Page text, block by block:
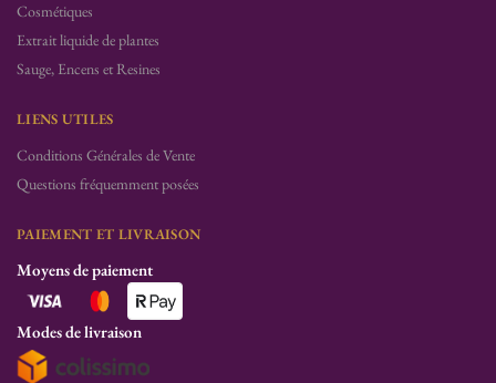
Cosmétiques
Extrait liquide de plantes
Sauge, Encens et Resines
LIENS UTILES
Conditions Générales de Vente
Questions fréquemment posées
PAIEMENT ET LIVRAISON
Moyens de paiement
Modes de livraison